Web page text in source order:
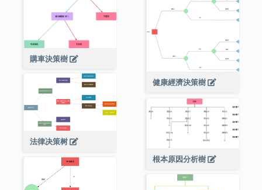
購車決策樹
健康經濟決策樹
法律决策树
根本原因分析樹